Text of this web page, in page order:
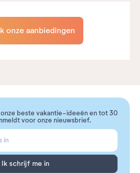
onze aanbiedingen
beste vakantie-ideeën en tot 30
voor onze nieuwsbrief.
Ik schrijf me in